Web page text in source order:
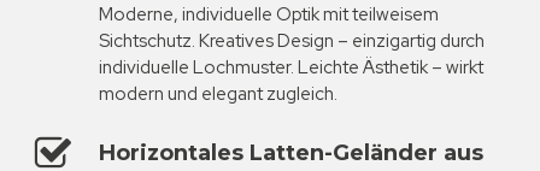
Moderne, individuelle Optik mit teilweisem
Sichtschutz. Kreatives Design – einzigartig durch
individuelle Lochmuster. Leichte Ästhetik – wirkt
modern und elegant zugleich.
Horizontales Latten-Geländer aus